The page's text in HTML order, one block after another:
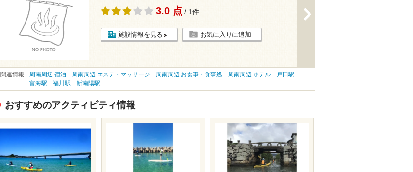
3.0 点 / 1件
施設情報を見る お気に入りに追加
関連情報 周南周辺 宿泊 周南周辺 エステ・マッサージ 周南周辺 お食事・食事処 周南周辺 ホテル
戸田駅
富海駅
福川駅 新南陽駅
おすすめのアクティビティ情報